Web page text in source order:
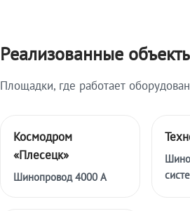
Реализованные
Площадки, где работает
Космодром
«Плесецк»
Шинопровод 4000 А